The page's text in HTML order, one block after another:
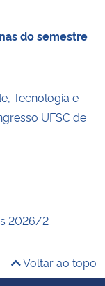
do semestre
Tecnologia e
UFSC de
2026/2
Voltar ao topo